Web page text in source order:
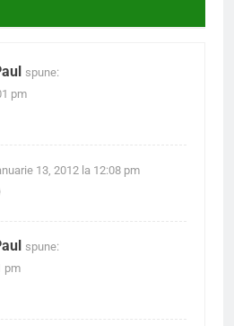
spune:
pm
13, 2012 la 12:08 pm
spune:
pm